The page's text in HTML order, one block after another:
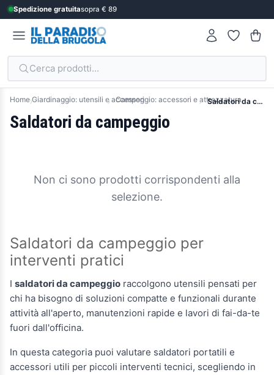
Spedizione gratuitasopra € 89
Cerca prodotti...
Home Giardinaggio: utensili e accessoriCampeggio: accessori e attrezzatura Saldatori da campeggio
Saldatori da campeggio
Non ci sono prodotti corrispondenti alla
selezione.
Saldatori da campeggio per
interventi pratici
I saldatori da campeggio raccolgono utensili pensati per
chi ha bisogno di soluzioni compatte e funzionali durante
attività all'aperto, manutenzioni rapide e lavori di fai-da-te
fuori dall'officina.
In questa categoria puoi valutare saldatori portatili e
accessori utili per piccoli interventi tecnici, scegliendo in